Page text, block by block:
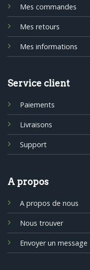
Mes commandes
Mes retours
Mes informations
Service client
Paiements
Livraisons
Support
A propos
A propos de nous
Nous trouver
Envoyer un message